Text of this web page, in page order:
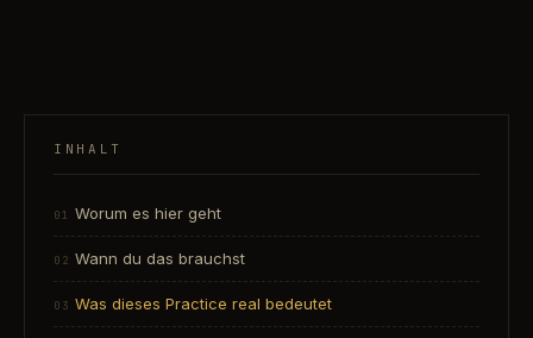
INHALT
Worum es hier geht
Wann du das brauchst
Was dieses Practice real bedeutet